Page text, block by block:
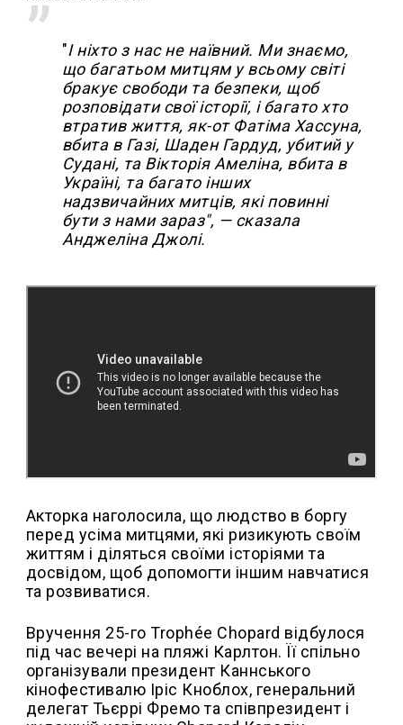
"І ніхто з нас не наївний. Ми знаємо,
що багатьом митцям у всьому світі
бракує свободи та безпеки, щоб
розповідати свої історії, і багато хто
втратив життя, як-от Фатіма Хассуна,
вбита в Газі, Шаден Гардуд, убитий у
Судані, та Вікторія Амеліна, вбита в
Україні, та багато інших
надзвичайних митців, які повинні
бути з нами зараз", — сказала
Анджеліна Джолі.
Акторка наголосила, що людство в боргу
перед усіма митцями, які ризикують своїм
життям і діляться своїми історіями та
досвідом, щоб допомогти іншим навчатися
та розвиватися.
Вручення 25-го Trophée Chopard відбулося
під час вечері на пляжі Карлтон. Її спільно
організували президент Каннського
кінофестивалю Іріс Кноблох, генеральний
делегат Тьєррі Фремо та співпрезидент і